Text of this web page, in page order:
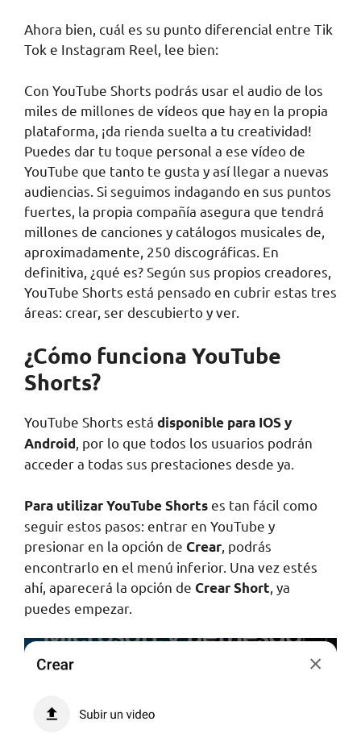
Ahora bien, cuál es su punto diferencial entre Tik
Tok e Instagram Reel, lee bien:
Con YouTube Shorts podrás usar el audio de los
miles de millones de vídeos que hay en la propia
plataforma, ¡da rienda suelta a tu creatividad!
Puedes dar tu toque personal a ese vídeo de
YouTube que tanto te gusta y así llegar a nuevas
audiencias. Si seguimos indagando en sus puntos
fuertes, la propia compañía asegura que tendrá
millones de canciones y catálogos musicales de,
aproximadamente, 250 discográficas. En
definitiva, ¿qué es? Según sus propios creadores,
YouTube Shorts está pensado en cubrir estas tres
áreas: crear, ser descubierto y ver.
¿Cómo funciona YouTube
Shorts?
YouTube Shorts está disponible para IOS y
Android , por lo que todos los usuarios podrán
acceder a todas sus prestaciones desde ya.
Para utilizar YouTube Shortses tan fácil como
seguir estos pasos: entrar en YouTube y
presionar en la opción de Crear , podrás
encontrarlo en el menú inferior. Una vez estés
ahí, aparecerá la opción de Crear Short , ya
puedes empezar.